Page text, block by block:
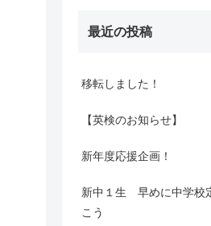
最近の投稿
移転しました！
【英検のお知らせ】
新年度応援企画！
新中１生 早めに中学校
こう